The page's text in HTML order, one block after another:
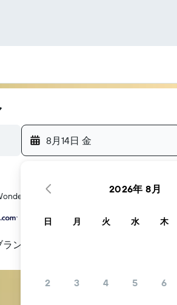
8月14日 金
周辺にあるホテル探しをお手伝いします
ンド
2026年 8月
日 月 火 水 木
2 3 4 5 6